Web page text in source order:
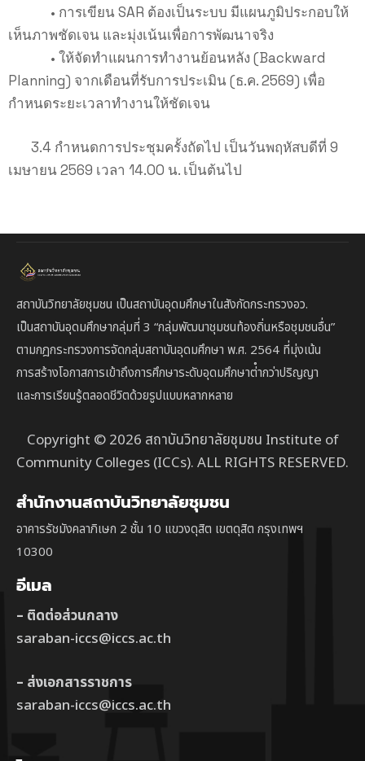
• การเขียน SAR ต้องเป็นระบบ มีแผนภูมิประกอบให้
เห็นภาพชัดเจน และมุ่งเน้นเพื่อการพัฒนาจริง
• ให้จัดทำแผนการทำงานย้อนหลัง (Backward
Planning) จากเดือนที่รับการประเมิน (ธ.ค. 2569) เพื่อ
กำหนดระยะเวลาทำงานให้ชัดเจน
3.4 กำหนดการประชุมครั้งถัดไป เป็นวันพฤหัสบดีที่ 9
เมษายน 2569 เวลา 14.00 น. เป็นต้นไป
สถาบันวิทยาลัยชุมชน เป็นสถาบันอุดมศึกษาในสังกัดกระทรวงอว.
เป็นสถาบันอุดมศึกษากลุ่มที่ 3 “กลุ่มพัฒนาชุมชนท้องถิ่นหรือชุมชนอื่น”
ตามกฎกระทรวงการจัดกลุ่มสถาบันอุดมศึกษา พ.ศ. 2564 ที่มุ่งเน้น
การสร้างโอกาสการเข้าถึงการศึกษาระดับอุดมศึกษาต่ํากว่าปริญญา
และการเรียนรู้ตลอดชีวิตด้วยรูปแบบหลากหลาย
Copyright © 2026 สถาบันวิทยาลัยชุมชน Institute of
Community Colleges (ICCs). ALL RIGHTS RESERVED.
สำนักงานสถาบันวิทยาลัยชุมชน
อาคารรัชมังคลาภิเษก 2 ชั้น 10 แขวงดุสิต เขตดุสิต กรุงเทพฯ
10300
อีเมล
– ติดต่อส่วนกลาง
saraban-iccs@iccs.ac.th
– ส่งเอกสารราชการ
saraban-iccs@iccs.ac.th